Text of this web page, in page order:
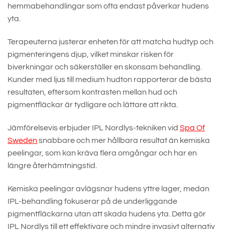
hemmabehandlingar som ofta endast påverkar hudens
yta.
Terapeuterna justerar enheten för att matcha hudtyp och
pigmenteringens djup, vilket minskar risken för
biverkningar och säkerställer en skonsam behandling.
Kunder med ljus till medium hudton rapporterar de bästa
resultaten, eftersom kontrasten mellan hud och
pigmentfläckar är tydligare och lättare att rikta.
Jämförelsevis erbjuder IPL Nordlys-tekniken vid Spa Of
Swedensnabbare och mer hållbara resultat än kemiska
peelingar, som kan kräva flera omgångar och har en
längre återhämtningstid.
Kemiska peelingar avlägsnar hudens yttre lager, medan
IPL-behandling fokuserar på de underliggande
pigmentfläckarna utan att skada hudens yta. Detta gör
IPL Nordlys till ett effektivare och mindre invasivt alternativ